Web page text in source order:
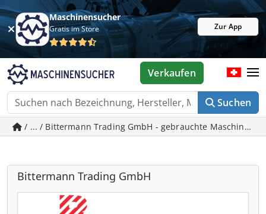
Maschinensucher
Gratis im Store Zur App
Suchen
Verkaufen
/ ... / Bittermann Trading GmbH - gebrauchte Maschinen
Bittermann Trading GmbH